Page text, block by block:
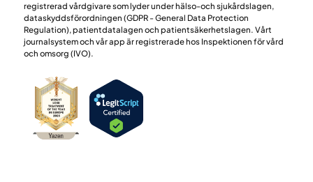
registrerad vårdgivare som lyder under hälso-och sjukårdslagen,
dataskyddsförordningen (GDPR - General Data Protection
Regulation), patientdatalagen och patientsäkerhetslagen. Vårt
journalsystem och vår app är registrerade hos Inspektionen för vård
och omsorg (IVO).